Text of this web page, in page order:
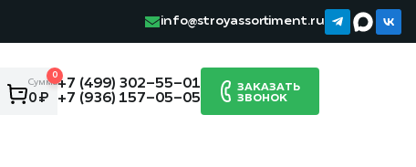
info@stroyassortiment.ru
0
Сумма:
0 ₽
+7 (499) 302-55-01
+7 (936) 157-05-05
ЗАКАЗАТЬ
ЗВОНОК